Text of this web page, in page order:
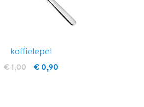
koffielepel
€ 0,90
€ 1,00